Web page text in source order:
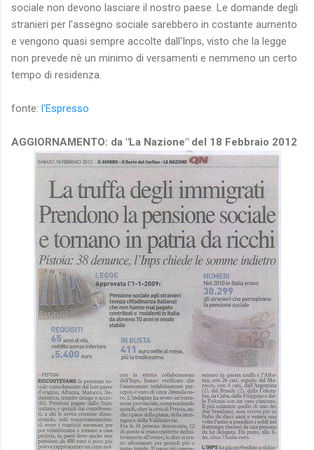
sociale non devono lasciare il nostro paese. Le domande degli
stranieri per l'assegno sociale sarebbero in costante aumento
e vengono quasi sempre accolte dall'Inps, visto che la legge
non prevede nè un minimo di versamenti e nemmeno un certo
tempo di residenza.
fonte: l'Espresso
AGGIORNAMENTO: da "La Nazione" del 18 Febbraio 2012